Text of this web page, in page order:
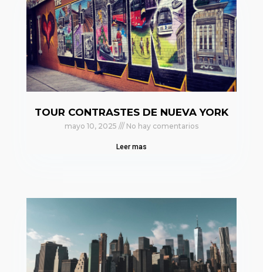
TOUR CONTRASTES DE NUEVA YORK
mayo 10, 2025 No hay comentarios
Leer mas